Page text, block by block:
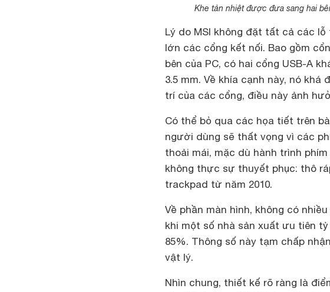
Khe tản nhiệt được đưa sang hai
Lý do MSI không đặt tất cả các
lớn các cổng kết nối. Bao gồm
bên của PC, có hai cổng USB-A
3.5 mm. Về khía cạnh này, nó
trí của các cổng, điều này ảnh
Có thể bỏ qua các họa tiết trên
người dùng sẽ thất vọng vì các
thoải mái, mặc dù hành trình
không thực sự thuyết phục: thô
trackpad từ năm 2010.
Về phần màn hình, không có
khi một số nhà sản xuất ưu tiên
85%. Thông số này tạm chấp
vật lý.
Nhìn chung, thiết kế rõ ràng là